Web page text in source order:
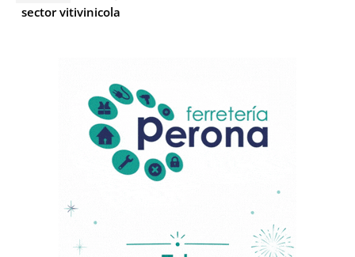
sector vitivinicola